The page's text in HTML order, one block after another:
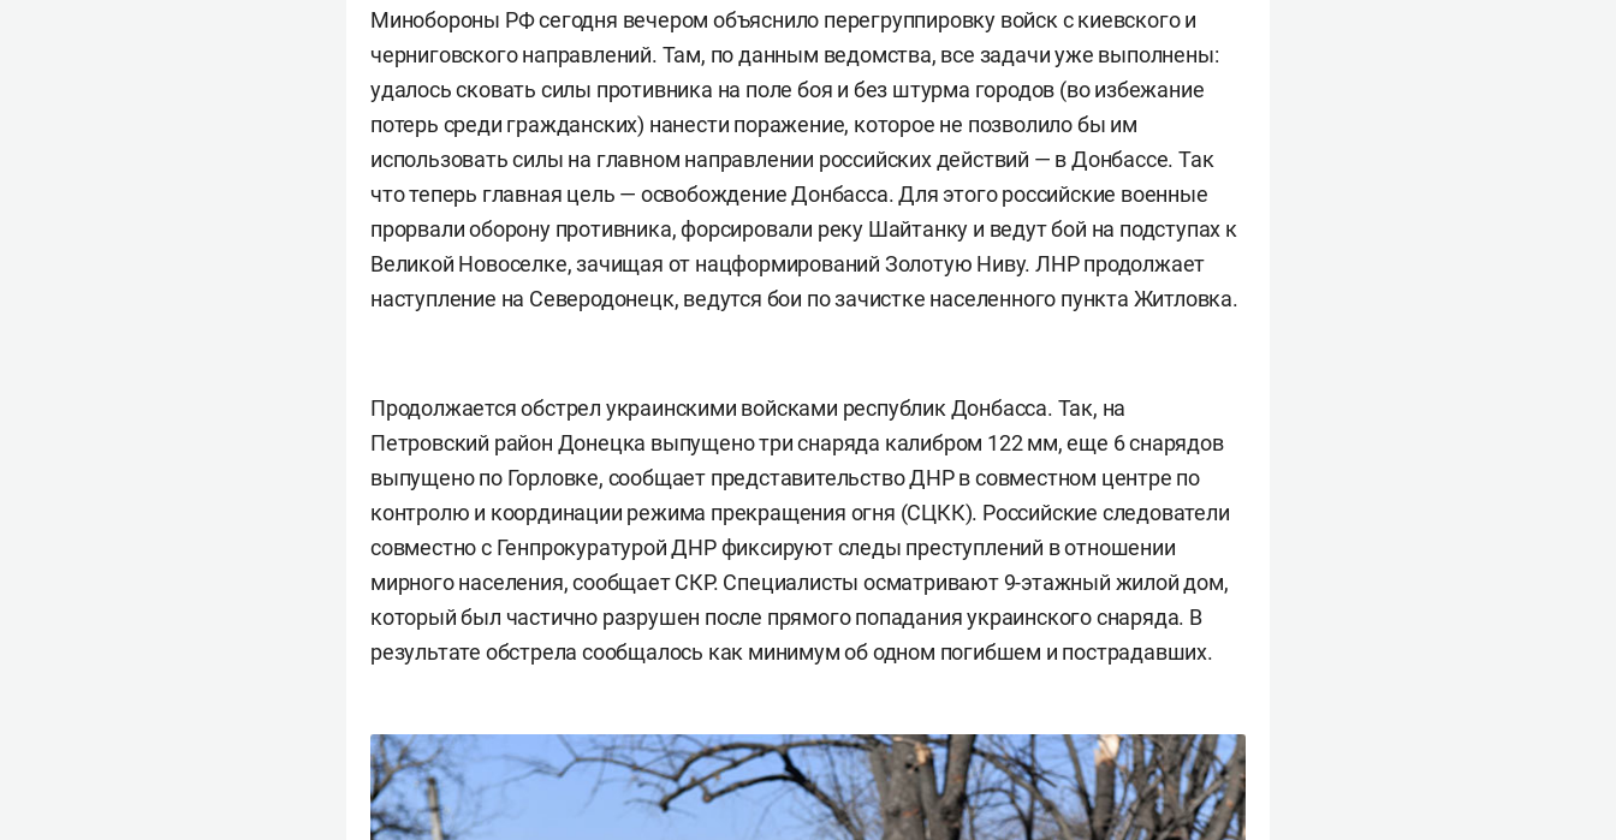
Минобороны РФ сегодня вечером объяснило перегруппировку войск с киевского и
черниговского направлений. Там, по данным ведомства, все задачи уже выполнены:
удалось сковать силы противника на поле боя и без штурма городов (во избежание
потерь среди гражданских) нанести поражение, которое не позволило бы им
использовать силы на главном направлении российских действий — в Донбассе. Так
что теперь главная цель — освобождение Донбасса. Для этого российские военные
прорвали оборону противника, форсировали реку Шайтанку и ведут бой на подступах к
Великой Новоселке, зачищая от нацформирований Золотую Ниву. ЛНР продолжает
наступление на Северодонецк, ведутся бои по зачистке населенного пункта Житловка.
Продолжается обстрел украинскими войсками республик Донбасса. Так, на
Петровский район Донецка выпущено три снаряда калибром 122 мм, еще 6 снарядов
выпущено по Горловке, сообщает представительство ДНР в совместном центре по
контролю и координации режима прекращения огня (СЦКК). Российские следователи
совместно с Генпрокуратурой ДНР фиксируют следы преступлений в отношении
мирного населения, сообщает СКР. Специалисты осматривают 9-этажный жилой дом,
который был частично разрушен после прямого попадания украинского снаряда. В
результате обстрела сообщалось как минимум об одном погибшем и пострадавших.